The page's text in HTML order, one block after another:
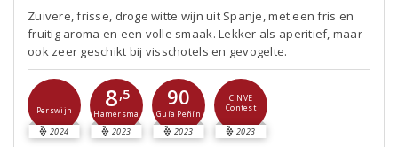
Zuivere, frisse, droge witte wijn uit Spanje, met een fris en
fruitig aroma en een volle smaak. Lekker als aperitief, maar
ook zeer geschikt bij visschotels en gevogelte.
Perswijn
2024
8,5
Hamersma
2023
90
Guía Peñín
2023
CINVE
Contest
2023